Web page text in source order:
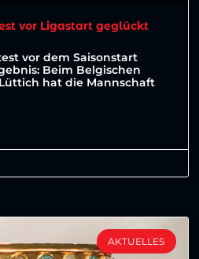
vor Ligastart geglückt
vor dem Saisonstart
Beim Belgischen
hat die Mannschaft
AKTUELLES